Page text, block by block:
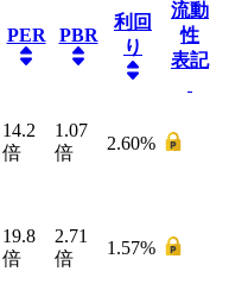
PER PBR
利回
り
流動
性
表記
14.2
倍
1.07
倍
2.60%
19.8
倍
2.71
倍
1.57%